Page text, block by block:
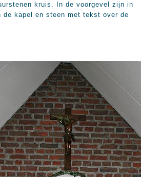
kruis. In de voorgevel zijn in
de kapel en steen met tekst over de